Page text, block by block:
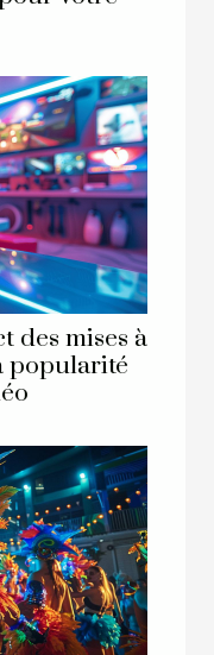
des mises à
popularité